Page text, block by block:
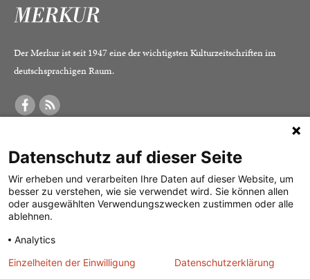
Der Merkur ist seit 1947 eine der wichtigsten Kulturzeitschriften im
deutschsprachigen Raum.
Was ist der Merkur?
Herausgeber /
Redaktion
Verlag
Alle Abos im Überblick
Print-Abo
Digital-Abo
Abo kündigen
Impressum
Datenschutz
Mediadaten
Datenschutz auf dieser Seite
Wir erheben und verarbeiten Ihre Daten auf dieser Website, um
besser zu verstehen, wie sie verwendet wird. Sie können allen
oder ausgewählten Verwendungszwecken zustimmen oder alle
ablehnen.
Analytics
Einzelheiten der Einwilligung
Datenschutzerklärung